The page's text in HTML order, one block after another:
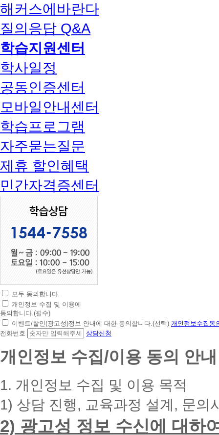
해커스에바란다
질의응답 Q&A
학습지원센터
학사일정
공동인증센터
모바일안내센터
학습프로그램
자주묻는질문
제휴 할인혜택
민간자격증센터
초
간
편
상
담
청
대
폰
입
력
모두 동의합니다.
개인정보 수집 및 이용에
동의합니다.(필수)
이벤트/할인(광고성)정보 안내에 대한 동의합니다.(선택) 개인정보수집동
전화번호
상담신청
개인정보 수집/이용 동의 안내
1. 개인정보 수집 및 이용 목적
1) 상담 진행, 교육과정 설계, 문의
2) 광고성 정보 수신에 대하